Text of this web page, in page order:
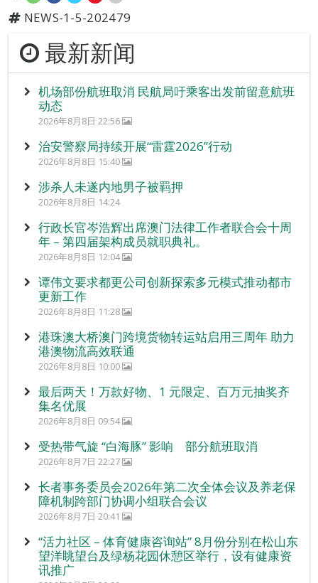
NEWS-1-5-202479
最新新闻
机场部份航班取消 民航局吁乘客出发前留意航班
动态
2026年8月8日 22:56
治安警察局持续开展“雷霆2026”行动
2026年8月8日 15:40
涉杀人未遂内地男子被羁押
2026年8月8日 14:24
行政长官岑浩辉出席澳门法律工作者联合会十周
年 – 第四届架构成员就职典礼。
2026年8月8日 12:04
谭伟文要求都更公司创新探索多元模式推动都市
更新工作
2026年8月8日 11:28
港珠澳大桥澳门跨境货物转运站启用三周年 助力
港澳物流高效联通
2026年8月8日 10:00
最后两天！万款好物、1 元限定、百万元抽奖齐
集名优展
2026年8月8日 09:54
受热带气旋 “白海豚” 影响 部分航班取消
2026年8月7日 22:27
长者事务委员会2026年第二次全体会议及养老保
障机制跨部门协调小组联合会议
2026年8月7日 20:41
“活力社区 – 体育健康咨询站” 8月份分别在松山东
望洋眺望台及绿杨花园休憩区举行，设有健康资
讯推广